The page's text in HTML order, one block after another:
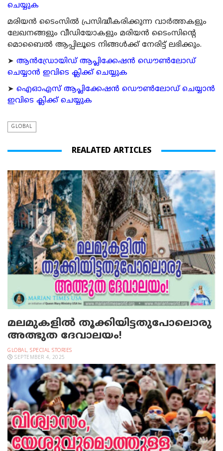
ചെയ്യുക
മരിയന്‍ ടൈംസില്‍ പ്രസിദ്ധീകരിക്കുന്ന വാര്‍ത്തകളും
ലേഖനങ്ങളും വീഡിയോകളും മരിയന്‍ ടൈംസിന്റെ
മൊബൈല്‍ ആപ്പിലൂടെ നിങ്ങള്‍ക്ക് നേരിട്ട് ലഭിക്കും.
➤ ആന്‍ഡ്രോയിഡ് ആപ്ലിക്കേഷന്‍ ഡൌണ്‍ലോഡ്
ചെയ്യാന്‍ ഇവിടെ ക്ലിക്ക് ചെയ്യുക
➤ ഐഓഎസ് ആപ്ലിക്കേഷന്‍ ഡൌണ്‍ലോഡ് ചെയ്യാന്‍
ഇവിടെ ക്ലിക്ക് ചെയ്യുക
GLOBAL
REALATED ARTICLES
മലമുകളില്‍ തൂക്കിയിട്ടതുപോലൊരു
അത്ഭുത ദേവാലയം!
GLOBAL, SPECIAL STORIES
SEPTEMBER 4, 2025